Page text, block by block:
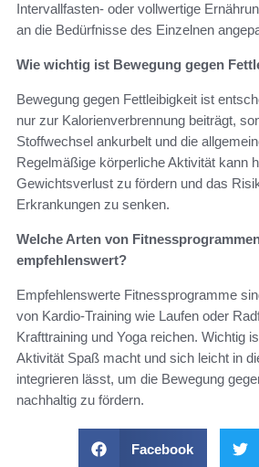
Intervallfasten- oder vollwertige
an die Bedürfnisse des Einzelnen
Wie wichtig ist Bewegung gegen
Bewegung gegen Fettleibigkeit ist
nur zur Kalorienverbrennung beiträgt,
Stoffwechsel ankurbelt und die
Regelmäßige körperliche Aktivität kann
Gewichtsverlust zu fördern und das
Erkrankungen zu senken.
Welche Arten von
empfehlenswert?
Empfehlenswerte Fitnessprogramme
von Kardio-Training wie Laufen oder
Krafttraining und Yoga reichen. Wichtig
Aktivität Spaß macht und sich leicht in
integrieren lässt, um die Bewegung
nachhaltig zu fördern.
Facebook